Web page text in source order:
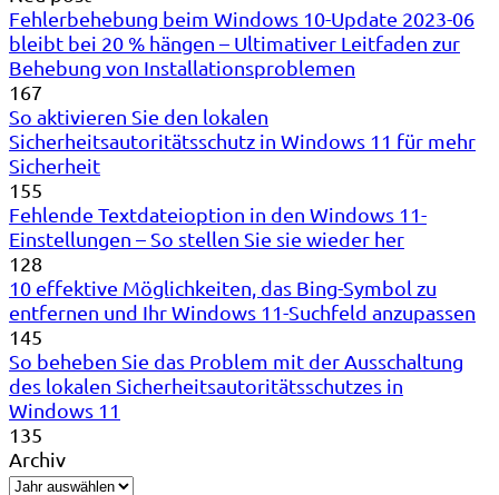
Fehlerbehebung beim Windows 10-Update 2023-06
bleibt bei 20 % hängen – Ultimativer Leitfaden zur
Behebung von Installationsproblemen
167
So aktivieren Sie den lokalen
Sicherheitsautoritätsschutz in Windows 11 für mehr
Sicherheit
155
Fehlende Textdateioption in den Windows 11-
Einstellungen – So stellen Sie sie wieder her
128
10 effektive Möglichkeiten, das Bing-Symbol zu
entfernen und Ihr Windows 11-Suchfeld anzupassen
145
So beheben Sie das Problem mit der Ausschaltung
des lokalen Sicherheitsautoritätsschutzes in
Windows 11
135
Archiv